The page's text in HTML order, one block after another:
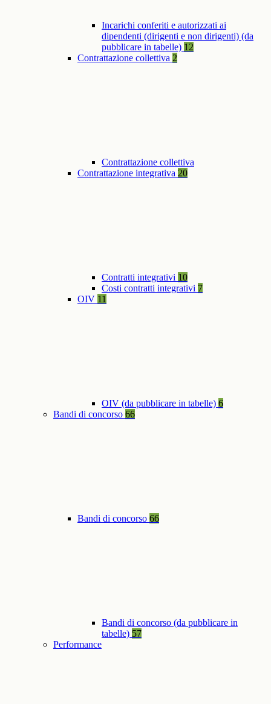
Incarichi conferiti e autorizzati ai
dipendenti (dirigenti e non dirigenti) (da
pubblicare in tabelle) 12
Contrattazione collettiva 2
Contrattazione collettiva
Contrattazione integrativa 20
Contratti integrativi 10
Costi contratti integrativi 7
OIV 11
OIV (da pubblicare in tabelle) 6
Bandi di concorso 66
Bandi di concorso 66
Bandi di concorso (da pubblicare in
tabelle) 57
Performance